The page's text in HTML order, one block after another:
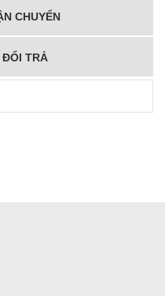
CHUYỂN
ĐỔI TRẢ